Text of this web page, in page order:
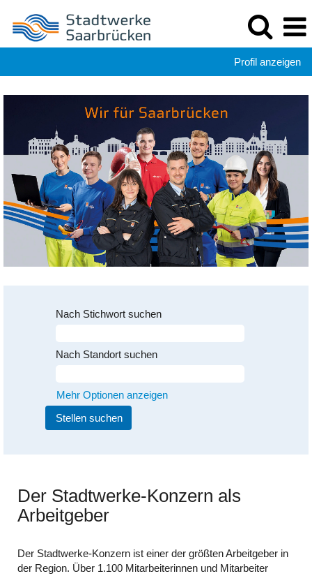
Profil anzeigen
Nach Stichwort suchen
Nach Standort suchen
Mehr Optionen anzeigen
Der Stadtwerke-Konzern als
Arbeitgeber
Der Stadtwerke-Konzern ist einer der größten Arbeitgeber in
der Region. Über 1.100 Mitarbeiterinnen und Mitarbeiter